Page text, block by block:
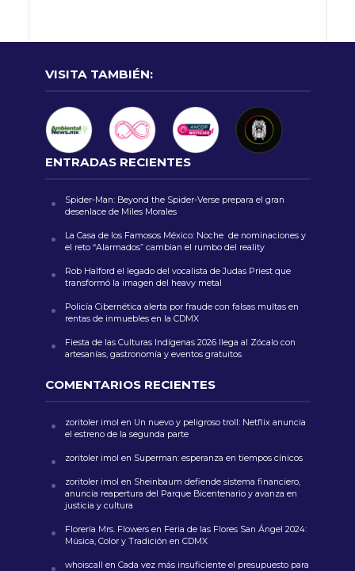
VISITA TAMBIÉN:
ENTRADAS RECIENTES
Spider-Man: Beyond the Spider-Verse prepara el gran
desenlace de Miles Morales
La Casa de los Famosos México: Noche de nominaciones y
el reto “Alarmados” cambian el rumbo del reality
Rob Halford el legado del vocalista de Judas Priest que
transformó la imagen del heavy metal
Policía Cibernética alerta por fraude con falsas multas en
rentas de inmuebles en la CDMX
Fiesta de las Culturas Indígenas 2026 llega al Zócalo con
artesanías, gastronomía y eventos gratuitos
COMENTARIOS RECIENTES
zoritoler imol en Un nuevo y peligroso troll: Netflix anuncia
el estreno de la segunda parte
zoritoler imol en Superman: esperanza en tiempos cínicos
zoritoler imol en Sheinbaum defiende sistema financiero,
anuncia reapertura del Parque Bicentenario y avanza en
justicia y cultura
Florería Mrs. Flowersen Feria de las Flores San Ángel 2024:
Música, Color y Tradición en CDMX
whoiscall en Cada vez más insuficiente el presupuesto para